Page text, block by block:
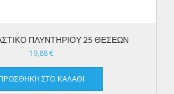
ΠΛΥΝΤΗΡΙΟΥ 25 ΘΕΣΕΩΝ
19,88€
ΣΤΟ ΚΑΛΆΘΙ